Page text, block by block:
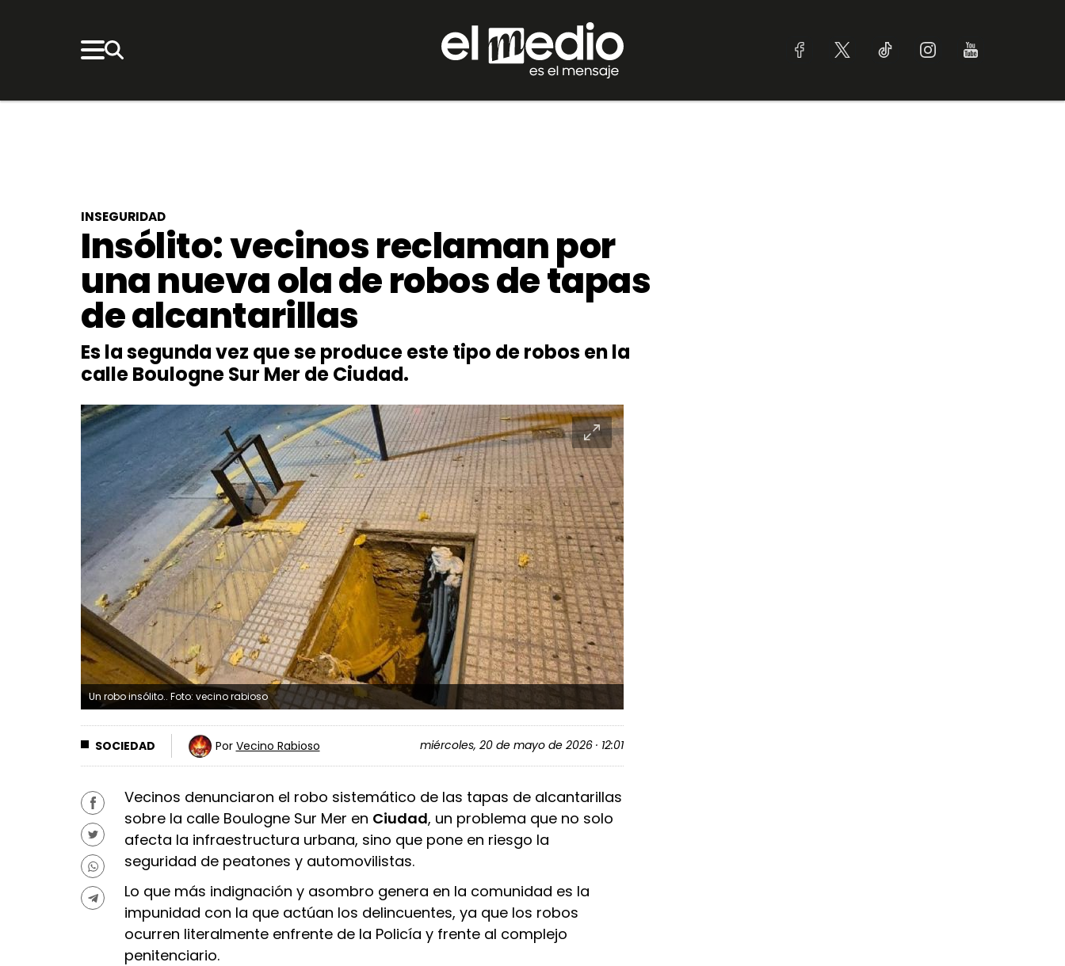
INSEGURIDAD
Insólito: vecinos reclaman por
una nueva ola de robos de tapas
de alcantarillas
Es la segunda vez que se produce este tipo de robos en la
calle Boulogne Sur Mer de Ciudad.
Un robo insólito.. Foto: vecino rabioso
SOCIEDAD Por Vecino Rabioso miércoles, 20 de mayo de 2026 · 12:01
Vecinos denunciaron el robo sistemático de las tapas de alcantarillas
sobre la calle Boulogne Sur Mer en Ciudad, un problema que no solo
afecta la infraestructura urbana, sino que pone en riesgo la
seguridad de peatones y automovilistas.
Lo que más indignación y asombro genera en la comunidad es la
impunidad con la que actúan los delincuentes, ya que los robos
ocurren literalmente enfrente de la Policía y frente al complejo
penitenciario.